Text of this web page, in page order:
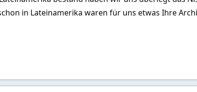
in Lateinamerika waren für uns etwas Ihre